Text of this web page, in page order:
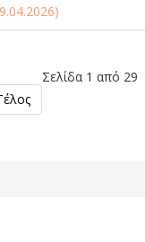
Σελίδα 1 από 29